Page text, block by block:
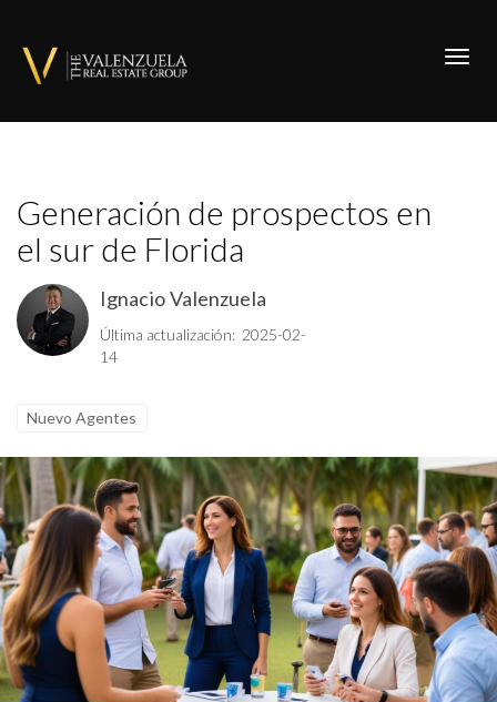
Generación de prospectos en
el sur de Florida
Ignacio Valenzuela
Última actualización: 2025-02-
14
Nuevo Agentes